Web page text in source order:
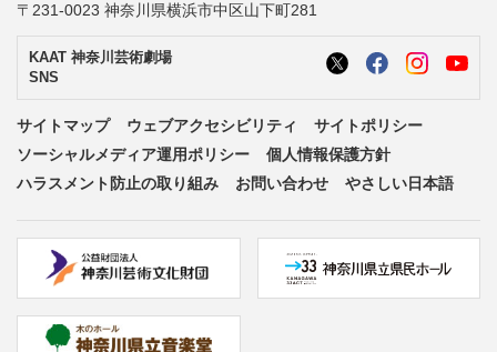
〒231-0023 神奈川県横浜市中区山下町281
KAAT 神奈川芸術劇場
SNS
サイトマップ ウェブアクセシビリティ
サイトポリシー
ソーシャルメディア運用ポリシー
個人情報保護方針
ハラスメント防止の取り組み
お問い合わせ やさしい日本語